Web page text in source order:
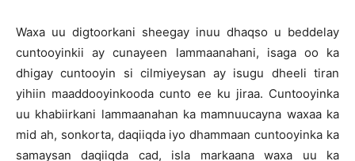
Waxa uu digtoorkani sheegay inuu dhaqso u beddelay
cuntooyinkii ay cunayeen lammaanahani, isaga oo ka
dhigay cuntooyin si cilmiyeysan ay isugu dheeli tiran
yihiin maaddooyinkooda cunto ee ku jiraa. Cuntooyinka
uu khabiirkani lammaanahan ka mamnuucayna waxaa ka
mid ah, sonkorta, daqiiqda iyo dhammaan cuntooyinka ka
samaysan daqiiqda cad, isla markaana waxa uu ka